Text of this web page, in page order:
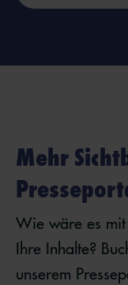
Mehr
Wie wäre es
Ihre Inhalte?
unserem